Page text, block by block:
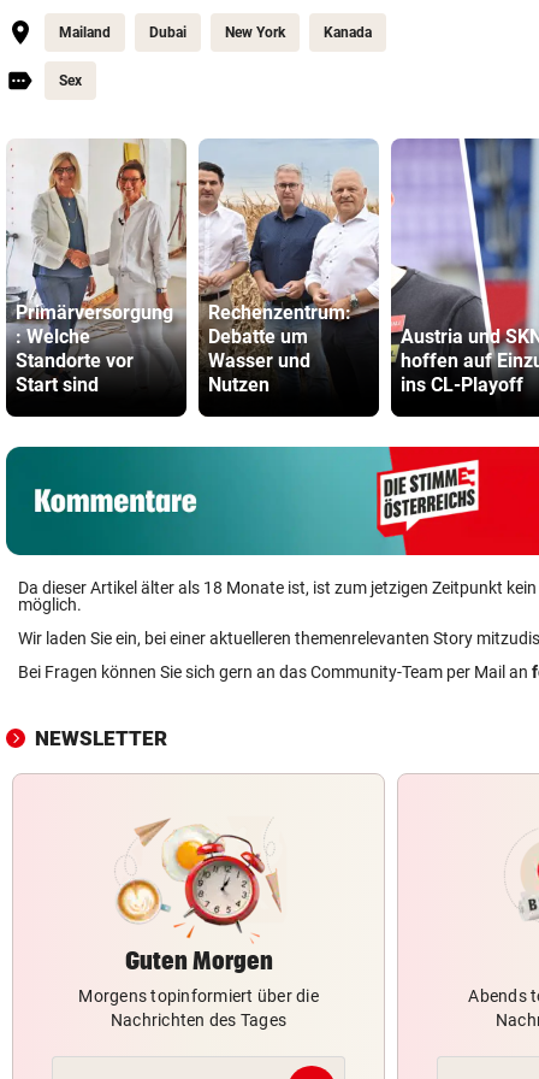
Mailand Dubai New York Kanada
Sex
Primärversorgung
: Welche
Standorte vor
Start sind
Rechenzentrum:
Debatte um
Wasser und
Nutzen
Austria und
hoffen auf
ins CL-Playoff
Da dieser Artikel älter als 18 Monate ist, ist zum jetzigen Zeitpunkt
möglich.
Wir laden Sie ein, bei einer aktuelleren themenrelevanten Story
Bei Fragen können Sie sich gern an das Community-Team per Mail an
NEWSLETTER
Guten Morgen
Morgens topinformiert über die
Nachrichten des Tages
Abends